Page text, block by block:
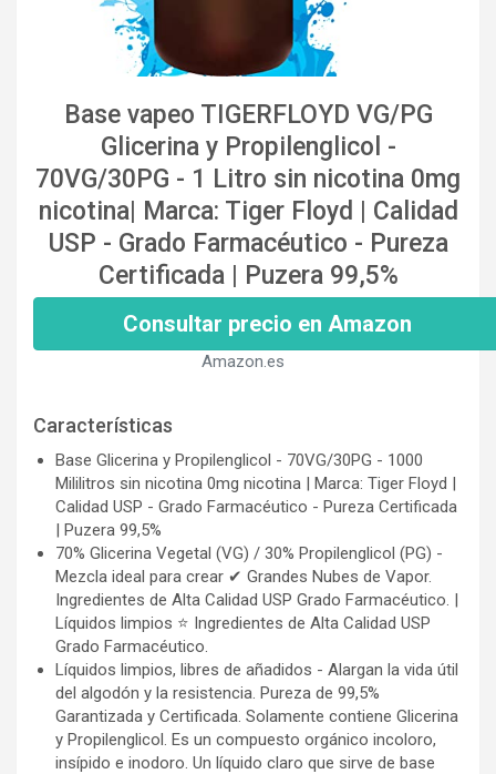
Base vapeo TIGERFLOYD VG/PG
Glicerina y Propilenglicol -
70VG/30PG - 1 Litro sin nicotina 0mg
nicotina| Marca: Tiger Floyd | Calidad
USP - Grado Farmacéutico - Pureza
Certificada | Puzera 99,5%
Consultar precio en Amazon
Amazon.es
Características
Base Glicerina y Propilenglicol - 70VG/30PG - 1000
Mililitros sin nicotina 0mg nicotina | Marca: Tiger Floyd |
Calidad USP - Grado Farmacéutico - Pureza Certificada
| Puzera 99,5%
70% Glicerina Vegetal (VG) / 30% Propilenglicol (PG) -
Mezcla ideal para crear ✔ Grandes Nubes de Vapor.
Ingredientes de Alta Calidad USP Grado Farmacéutico. |
Líquidos limpios ⭐️ Ingredientes de Alta Calidad USP
Grado Farmacéutico.
Líquidos limpios, libres de añadidos - Alargan la vida útil
del algodón y la resistencia. Pureza de 99,5%
Garantizada y Certificada. Solamente contiene Glicerina
y Propilenglicol. Es un compuesto orgánico incoloro,
insípido e inodoro. Un líquido claro que sirve de base